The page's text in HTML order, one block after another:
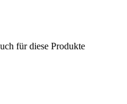
für diese Produkte